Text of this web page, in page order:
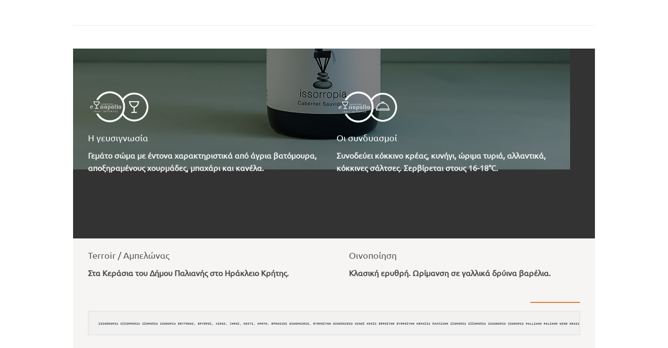
Η γευσιγνωσία
Γεμάτο σώμα με έντονα χαρακτηριστικά από άγρια βατόμουρα,
αποξηραμένους χουρμάδες, μπαχάρι και κανέλα.
Οι συνδυασμοί
Συνοδεύει κόκκινο κρέας, κυνήγι, ώριμα τυριά, αλλαντικά,
κόκκινες σάλτσες.Σερβίρεται στους 16-18°C.
Terroir / Αμπελώνας
Στα Κεράσια του Δήμου Παλιανής στο Ηράκλειο Κρήτης.
Οινοποίηση
Κλασική ερυθρή. Ωρίμανση σε γαλλικά δρύινα βαρέλια.
ISSORROPIA ΙΣΣΟΡΡΟΠΙΑ ΙΣΟΡΟΠΙΑ ISOROPIA ERYTHROS, ΕΡΥΘΡΟΣ, XIROS, ΞΗΡΟΣ, KRITI, ΚΡΗΤΗ, EFROSINI OINOPOIEIO, ΕΥΦΡΟΣΥΝΗ ΟΙΝΟΠΟΙΕΙΟ ΟΙΝΟΣ ΚΡΑΣΙ ΕΦΡΟΣΥΝΗ ΕΥΦΡΟΣΥΝΗ ΚΕΡΑΣΙΑ ΠΑΛΛΙΑΝΗ ΙΣΟΡΟΠΙΑ ΙΣΣΟΡΟΠΙΑ ISSOROPIA ISOROPIA PALLIANH PALIANH WINE KRASI OINOS ΚΑΜΠΕΡΝΕ CABERNET SAUVIGNON